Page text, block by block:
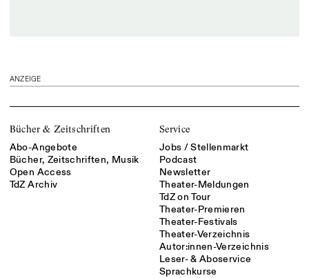
ANZEIGE
Bücher & Zeitschriften
Abo-Angebote
Bücher, Zeitschriften, Musik
Open Access
TdZ Archiv
Service
Jobs / Stellenmarkt
Podcast
Newsletter
Theater-Meldungen
TdZ on Tour
Theater-Premieren
Theater-Festivals
Theater-Verzeichnis
Autor:innen-Verzeichnis
Leser- & Aboservice
Sprachkurse